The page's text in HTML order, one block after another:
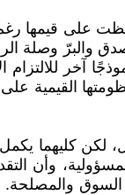
على قيمها رغم
والبرّ وصلة
آخر
القيمية
لكن كليهما
وأن
والمصلحة.